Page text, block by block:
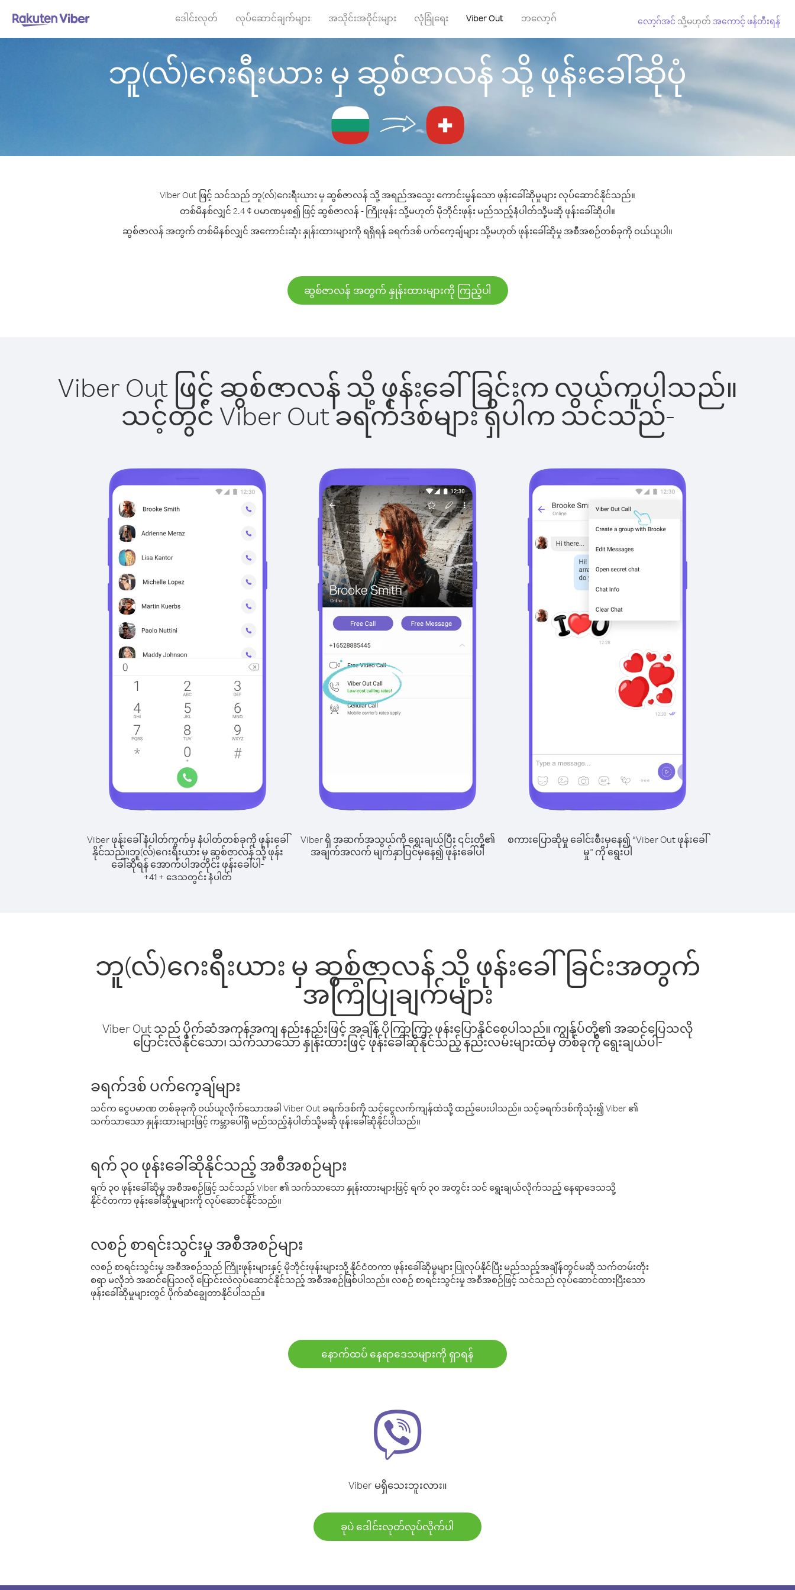
ဒေါင်းလုတ် လုပ်ဆောင်ချက်များ အသိုင်းအဝိုင်းများ လုံခြုံရေး Viber Out ဘလော့ဂ် လော့ဂ်အင် သို့မဟုတ် အကောင့် ဖန်တီးရန်
ဘူ(လ်)ဂေးရီးယား မှ ဆွစ်ဇာလန် သို့ ဖုန်းခေါ်ဆိုပုံ
Viber Out ဖြင့် သင်သည် ဘူ(လ်)ဂေးရီးယား မှ ဆွစ်ဇာလန် သို့ အရည်အသွေး ကောင်းမွန်သော ဖုန်းခေါ်ဆိုမှုများ လုပ်ဆောင်နိုင်သည်။
တစ်မိနစ်လျှင် 2.4 ¢ ပမာဏမှစ၍ ဖြင့် ဆွစ်ဇာလန် - ကြိုးဖုန်း သို့မဟုတ် မိုဘိုင်းဖုန်း မည်သည့်နံပါတ်သို့မဆို ဖုန်းခေါ်ဆိုပါ။
ဆွစ်ဇာလန် အတွက် တစ်မိနစ်လျှင် အကောင်းဆုံး နှုန်းထားများကို ရရှိရန် ခရက်ဒစ် ပက်ကေ့ချ်များ သို့မဟုတ် ဖုန်းခေါ်ဆိုမှု အစီအစဉ်တစ်ခုကို ဝယ်ယူပါ။
ဆွစ်ဇာလန် အတွက် နှုန်းထားများကို ကြည့်ပါ
Viber Out ဖြင့် ဆွစ်ဇာလန် သို့ ဖုန်းခေါ်ခြင်းက လွယ်ကူပါသည်။
သင့်တွင် Viber Out ခရက်ဒစ်များ ရှိပါက သင်သည်-
Viber ဖုန်းခေါ်နံပါတ်ကွက်မှ နံပါတ်တစ်ခုကို ဖုန်းခေါ်
နိုင်သည်။ဘူ(လ်)ဂေးရီးယား မှ ဆွစ်ဇာလန် သို့ ဖုန်း
ခေါ်ဆိုရန် အောက်ပါအတိုင်း ဖုန်းခေါ်ပါ-
+41+ ဒေသတွင်း နံပါတ်
Viber ရှိ အဆက်အသွယ်ကို ရွေးချယ်ပြီး ၎င်းတို့၏
အချက်အလက် မျက်နှာပြင်မှနေ၍ ဖုန်းခေါ်ပါ
စကားပြောဆိုမှု ခေါင်းစီးမှနေ၍ “Viber Out ဖုန်းခေါ်
မှု” ကို ရွေးပါ
ဘူ(လ်)ဂေးရီးယား မှ ဆွစ်ဇာလန် သို့ ဖုန်းခေါ်ခြင်းအတွက်
အကြံပြုချက်များ
Viber Out သည် ပိုက်ဆံအကုန်အကျ နည်းနည်းဖြင့် အချိန် ပိုကြာကြာ ဖုန်းပြောနိုင်စေပါသည်။ ကျွန်ုပ်တို့၏ အဆင်ပြေသလို
ပြောင်းလဲနိုင်သော၊ သက်သာသော နှုန်းထားဖြင့် ဖုန်းခေါ်ဆိုနိုင်သည့် နည်းလမ်းများထဲမှ တစ်ခုကို ရွေးချယ်ပါ-
ခရက်ဒစ် ပက်ကေ့ချ်များ
သင်က ငွေပမာဏ တစ်ခုခုကို ဝယ်ယူလိုက်သောအခါ Viber Out ခရက်ဒစ်ကို သင့်ငွေလက်ကျန်ထဲသို့ ထည့်ပေးပါသည်။ သင့်ခရက်ဒစ်ကိုသုံး၍ Viber ၏
သက်သာသော နှုန်းထားများဖြင့် ကမ္ဘာပေါ်ရှိ မည်သည့်နံပါတ်သို့မဆို ဖုန်းခေါ်ဆိုနိုင်ပါသည်။
ရက် ၃၀ ဖုန်းခေါ်ဆိုနိုင်သည့် အစီအစဉ်များ
ရက် ၃၀ ဖုန်းခေါ်ဆိုမှု အစီအစဉ်ဖြင့် သင်သည် Viber ၏ သက်သာသော နှုန်းထားများဖြင့် ရက် ၃၀ အတွင်း သင် ရွေးချယ်လိုက်သည့် နေရာဒေသသို့
နိုင်ငံတကာ ဖုန်းခေါ်ဆိုမှုများကို လုပ်ဆောင်နိုင်သည်။
လစဉ် စာရင်းသွင်းမှု အစီအစဉ်များ
လစဉ် စာရင်းသွင်းမှု အစီအစဉ်သည် ကြိုးဖုန်းများနှင့် မိုဘိုင်းဖုန်းများသို့ နိုင်ငံတကာ ဖုန်းခေါ်ဆိုမှုများ ပြုလုပ်နိုင်ပြီး မည်သည့်အချိန်တွင်မဆို သက်တမ်းတိုး
စရာ မလိုဘဲ အဆင်ပြေသလို ပြောင်းလဲလုပ်ဆောင်နိုင်သည့် အစီအစဉ်ဖြစ်ပါသည်။ လစဉ် စာရင်းသွင်းမှု အစီအစဉ်ဖြင့် သင်သည် လုပ်ဆောင်ထားပြီးသော
ဖုန်းခေါ်ဆိုမှုများတွင် ပိုက်ဆံချွေတာနိုင်ပါသည်။
နောက်ထပ် နေရာဒေသများကို ရှာရန်
Viber မရှိသေးဘူးလား။
ခုပဲ ဒေါင်းလုတ်လုပ်လိုက်ပါ